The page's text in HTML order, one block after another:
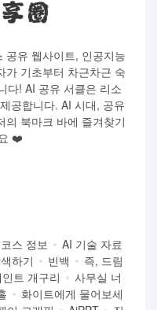
공유 웹사이트, 인공지능
가 기초부터 차근차근 숙
다! AI 공유 서클은 리소
공합니다. AI 시대, 공유
의 북마크 바에 즐겨찾기
❤️
코스 정보
AI 기술 자료
하기 빈백
즉, 드림
트 개구리
사무실 너
화이트에게 물어보세